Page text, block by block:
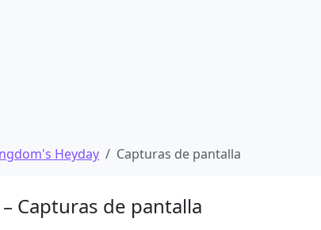
Heyday Capturas de pantalla
Capturas de pantalla